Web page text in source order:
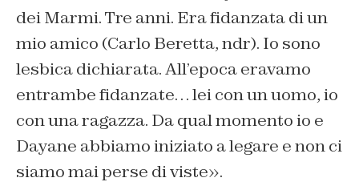
dei Marmi. Tre anni. Era fidanzata di un
mio amico (Carlo Beretta, ndr). Io sono
lesbica dichiarata. All’epoca eravamo
entrambe fidanzate… lei con un uomo, io
con una ragazza. Da qual momento io e
Dayane abbiamo iniziato a legare e non ci
siamo mai perse di viste».